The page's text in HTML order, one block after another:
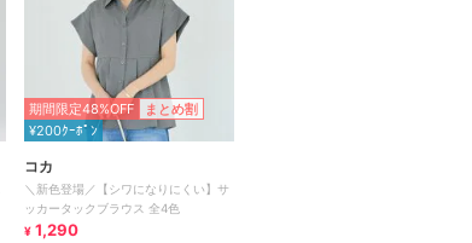
期間限定48%OFF
まとめ割
¥200ｸｰﾎﾟﾝ
コカ
＼新色登場／【シワになりにくい】サ
ッカータックブラウス 全4色
¥ 1,290